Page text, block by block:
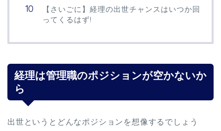
【さいごに】経理の出世チャンスはいつか回
ってくるはず!
経理は管理職のポジションが空かないか
ら
出世というとどんなポジションを想像するでしょう